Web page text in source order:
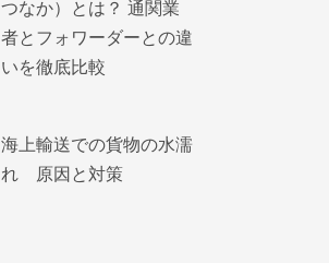
つなか）とは？ 通関業
者とフォワーダーとの違
いを徹底比較
海上輸送での貨物の水濡
れ 原因と対策